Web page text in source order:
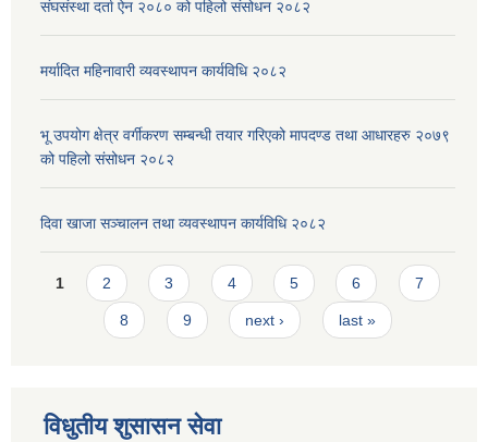
संघसंस्था दर्ता ऐन २०८० को पहिलो संसोधन २०८२
मर्यादित महिनावारी व्यवस्थापन कार्यविधि २०८२
भू उपयोग क्षेत्र वर्गीकरण सम्बन्धी तयार गरिएको मापदण्ड तथा आधारहरु २०७९
को पहिलो संसोधन २०८२
दिवा खाजा सञ्चालन तथा व्यवस्थापन कार्यविधि २०८२
Pages
1 2 3 4 5 6 7
8 9 next › last »
विधुतीय शुसासन सेवा